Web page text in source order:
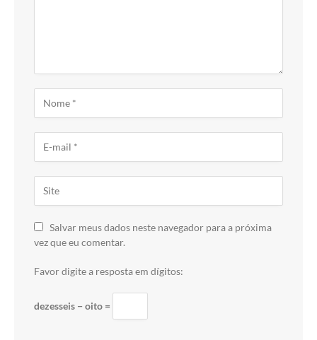
Salvar meus dados neste navegador para a próxima
vez que eu comentar.
Favor digite a resposta em dígitos:
dezesseis − oito =